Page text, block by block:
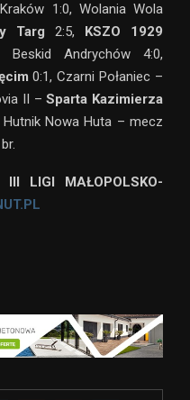
1:0, Wolania Wola
Targ 2:5, KSZO 1929
Beskid Andrychów 4:0,
0:1, Czarni Połaniec –
II –Sparta Kazimierza
Nowa Huta – mecz
III LIGI MAŁOPOLSKO-